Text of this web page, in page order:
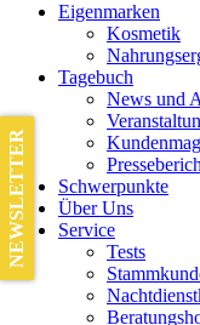
Eigenmarken
Kosmetik
Tagebuch
News und
Schwerpunkte
Über Uns
Service
Tests
NEWSLETTER